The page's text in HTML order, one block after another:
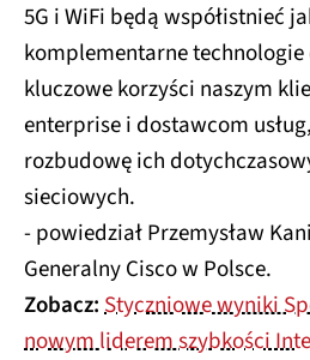
5G i WiFi będą współistnieć
komplementarne
kluczowe korzyści naszym
enterprise i dostawcom
rozbudowę ich
sieciowych.
- powiedział Przemysław
Generalny Cisco w Polsce.
Zobacz:Styczniowe wyniki
nowym liderem szybkości